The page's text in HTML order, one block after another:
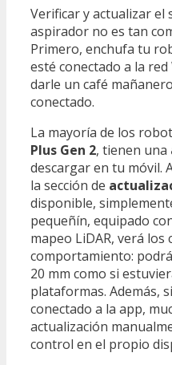
Verificar y actualizar
aspirador no es tan
Primero, enchufa tu
esté conectado a la red
darle un café
conectado.
La mayoría de los
Plus Gen 2, tienen una
descargar en tu móvil.
la sección de
disponible,
pequeñín, equipado
mapeo LiDAR, verá los
comportamiento:
20 mm como si
plataformas. Además,
conectado a la app,
actualización
control en el propio